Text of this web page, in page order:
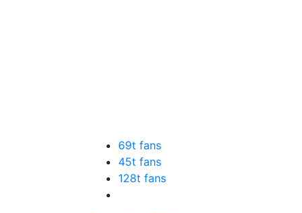
69t fans
45t fans
128t fans